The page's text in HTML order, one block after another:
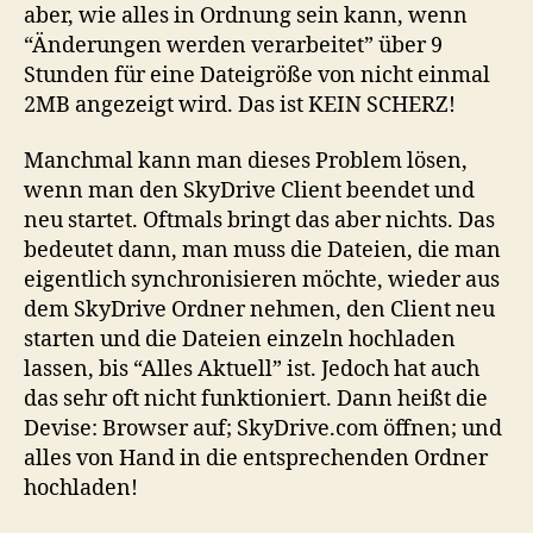
aber, wie alles in Ordnung sein kann, wenn
“Änderungen werden verarbeitet” über 9
Stunden für eine Dateigröße von nicht einmal
2MB angezeigt wird. Das ist KEIN SCHERZ!
Manchmal kann man dieses Problem lösen,
wenn man den SkyDrive Client beendet und
neu startet. Oftmals bringt das aber nichts. Das
bedeutet dann, man muss die Dateien, die man
eigentlich synchronisieren möchte, wieder aus
dem SkyDrive Ordner nehmen, den Client neu
starten und die Dateien einzeln hochladen
lassen, bis “Alles Aktuell” ist. Jedoch hat auch
das sehr oft nicht funktioniert. Dann heißt die
Devise: Browser auf; SkyDrive.com öffnen; und
alles von Hand in die entsprechenden Ordner
hochladen!